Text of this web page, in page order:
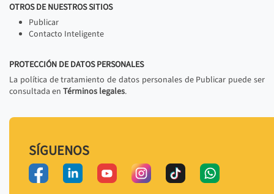
OTROS DE NUESTROS SITIOS
Publicar
Contacto Inteligente
PROTECCIÓN DE DATOS PERSONALES
La política de tratamiento de datos personales de Publicar puede ser
consultada en Términos legales.
SÍGUENOS